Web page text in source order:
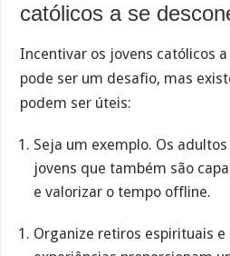
católicos a se
Incentivar os jovens católicos
pode ser um desafio, mas
podem ser úteis:
Seja um exemplo. Os
jovens que também são
e valorizar o tempo offline.
Organize retiros espirituais e